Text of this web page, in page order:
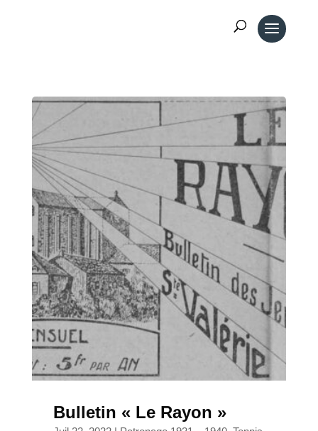
Bulletin « Le Rayon »